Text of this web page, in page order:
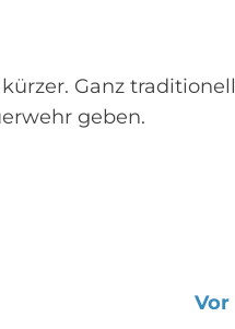
Ganz traditionell
geben.
Vor